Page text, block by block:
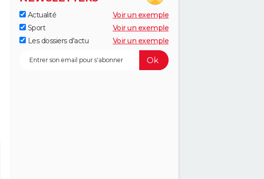
Actualité
Voir un exemple
Sport
Voir un exemple
Les dossiers d'actu
Voir un exemple